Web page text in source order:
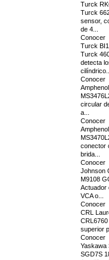
Turck
Turck
sensor,
de 4...
Conocer
Turck
Turck
detecta
cilíndrico...
Conocer
circular
a...
Conocer
conector
brida...
Conocer
Johnson
M9108
Actuador
VCA o...
Conocer
CRL
superior
Conocer
Yaskawa
SGD7S